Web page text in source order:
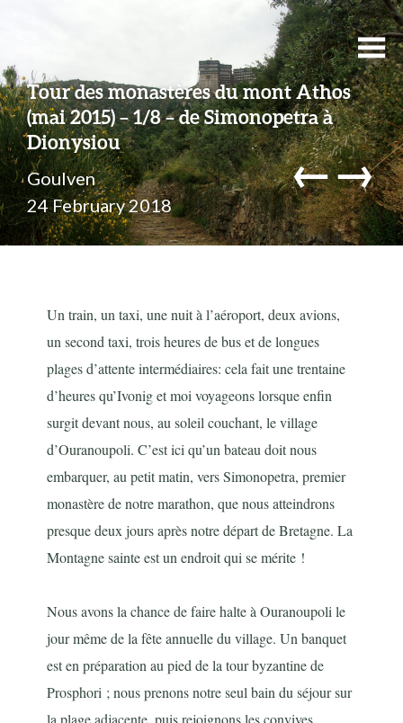
Tour des monastères du mont Athos
(mai 2015) – 1/8 – de Simonopetra à
Dionysiou
Goulven
24 February 2018
←→
Un train, un taxi, une nuit à l’aéroport, deux avions,
un second taxi, trois heures de bus et de longues
plages d’attente intermédiaires: cela fait une trentaine
d’heures qu’Ivonig et moi voyageons lorsque enfin
surgit devant nous, au soleil couchant, le village
d’Ouranoupoli. C’est ici qu’un bateau doit nous
embarquer, au petit matin, vers Simonopetra, premier
monastère de notre marathon, que nous atteindrons
presque deux jours après notre départ de Bretagne. La
Montagne sainte est un endroit qui se mérite !
Nous avons la chance de faire halte à Ouranoupoli le
jour même de la fête annuelle du village. Un banquet
est en préparation au pied de la tour byzantine de
Prosphori ; nous prenons notre seul bain du séjour sur